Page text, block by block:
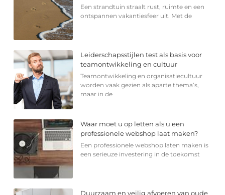
Een strandtuin straalt rust, ruimte en een
ontspannen vakantiesfeer uit. Met de
Leiderschapsstijlen test als basis voor
teamontwikkeling en cultuur
Teamontwikkeling en organisatiecultuur
worden vaak gezien als aparte thema’s,
maar in de
Waar moet u op letten als u een
professionele webshop laat maken?
Een professionele webshop laten maken is
een serieuze investering in de toekomst
Duurzaam en veilig afvoeren van oude